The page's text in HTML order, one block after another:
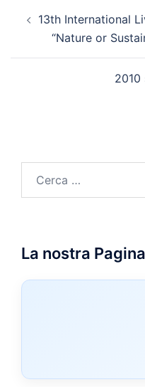
articolo
13th International
“Nature or
2010
La nostra